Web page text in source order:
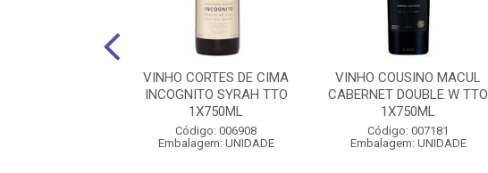
VINHO CORTES DE CIMA
INCOGNITO SYRAH TTO
1X750ML
Código: 006908
Embalagem: UNIDADE
VINHO COUSINO MACUL
CABERNET DOUBLE W TTO
1X750ML
Código: 007181
Embalagem: UNIDADE